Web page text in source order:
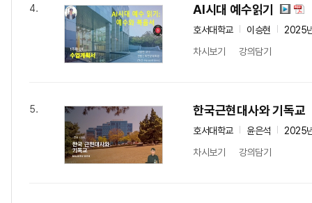
4. AI시대 예수읽기
호서대학교 이승현
2025
차시보기
강의담기
5. 한국근현대사와 기독교
호서대학교 윤은석
2025
차시보기
강의담기